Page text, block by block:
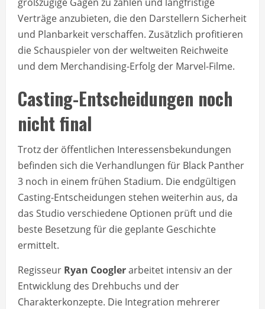
Verträge anzubieten, die den Darstellern Sicherheit
und Planbarkeit verschaffen. Zusätzlich profitieren
die Schauspieler von der weltweiten Reichweite
und dem Merchandising-Erfolg der Marvel-Filme.
Casting-Entscheidungen noch
nicht final
Trotz der öffentlichen Interessensbekundungen
befinden sich die Verhandlungen für Black Panther
3 noch in einem frühen Stadium. Die endgültigen
Casting-Entscheidungen stehen weiterhin aus, da
das Studio verschiedene Optionen prüft und die
beste Besetzung für die geplante Geschichte
ermittelt.
Regisseur Ryan Cooglerarbeitet intensiv an der
Entwicklung des Drehbuchs und der
Charakterkonzepte. Die Integration mehrerer